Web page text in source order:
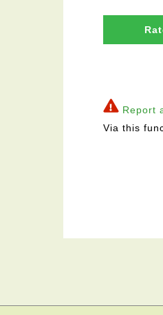
Report
Via this